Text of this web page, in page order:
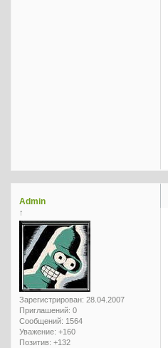
Admin
↑
Зарегистрирован: 28.04.2007
Приглашений: 0
Сообщений: 1564
Уважение: +160
Позитив: +132